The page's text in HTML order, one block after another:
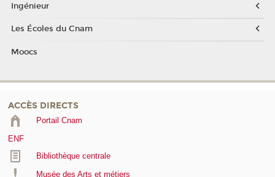
Ingénieur
Les Écoles du Cnam
Moocs
ACCÈS DIRECTS
Portail Cnam
ENF
Bibliothèque centrale
Musée des Arts et métiers